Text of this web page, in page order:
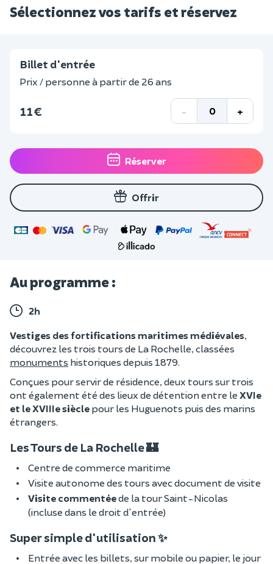
Sélectionnez vos tarifs et réservez
Billet d'entrée
Prix / personne à partir de 26 ans
11 € - +
Réserver
Offrir
Au programme :
2h
Vestiges des fortifications maritimes médiévales,
découvrez les trois tours de La Rochelle, classées
monuments historiques depuis 1879.
Conçues pour servir de résidence, deux tours sur trois
ont également été des lieux de détention entre le XVIe
et le XVIIIe siècle pour les Huguenots puis des marins
étrangers.
Les Tours de La Rochelle 🏰
Centre de commerce maritime
Visite autonome des tours avec document de visite
Visite commentéede la tour Saint-Nicolas
(incluse dans le droit d'entrée)
Super simple d'utilisation ✨
Entrée avec les billets, sur mobile ou papier, le jour